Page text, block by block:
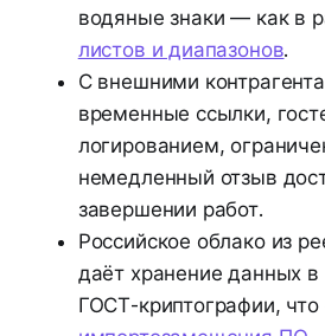
водяные знаки — как в
листов и диапазонов.
С внешними
временные ссылки,
логированием,
немедленный отзыв
завершении работ.
Российское облако из
даёт хранение данных
ГОСТ-криптографии, что